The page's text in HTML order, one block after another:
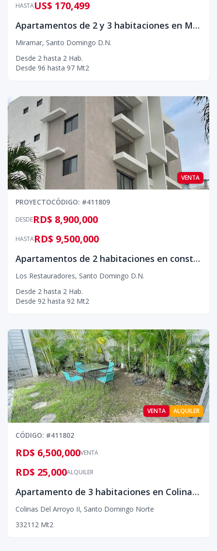
HASTAUS$ 170,499
Apartamentos de 2 y 3 habitaciones en Miramar, cerca del Culb Miramar
Miramar, Santo Domingo D.N.
Desde 2 hasta 2 Hab.
Desde 96 hasta 97 Mt2
VENTA
PROYECTOCÓDIGO: #411809
DESDERD$ 8,900,000
HASTARD$ 9,500,000
Apartamentos de 2 habitaciones en construcción en Los Restauradores
Los Restauradores, Santo Domingo D.N.
Desde 2 hasta 2 Hab.
Desde 92 hasta 92 Mt2
VENTA ALQUILER
CÓDIGO: #411802
VENTA
RD$ 6,500,000
ALQUILER
RD$ 25,000
Apartamento de 3 habitaciones en Colinas del Arroyo II, en la Jacobo Majluta
Colinas Del Arroyo II, Santo Domingo Norte
332112 Mt2